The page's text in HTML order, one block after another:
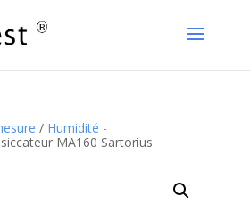
/ Humidité -
MA160 Sartorius